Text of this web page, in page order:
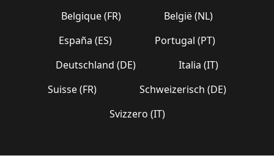
Belgique (FR)
België (NL)
España (ES)
Portugal (PT)
Deutschland (DE)
Italia (IT)
Suisse (FR)
Schweizerisch (DE)
Svizzero (IT)